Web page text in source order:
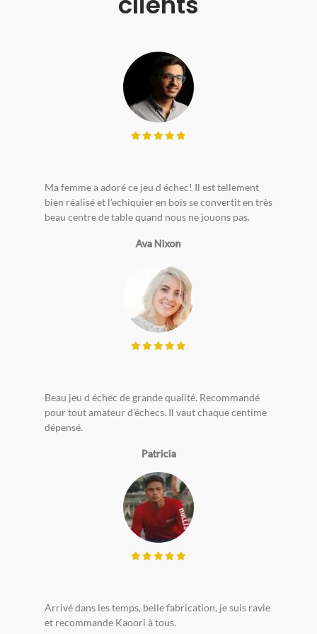
Ma femme a adoré ce jeu d échec! Il est tellement
bien réalisé et l’echiquier en bois se convertit en très
beau centre de table quand nous ne jouons pas.
Ava Nixon
Beau jeu d échec de grande qualité. Recommandé
pour tout amateur d’échecs. Il vaut chaque centime
dépensé.
Patricia
Arrivé dans les temps, belle fabrication, je suis ravie
et recommande Kaoori à tous.